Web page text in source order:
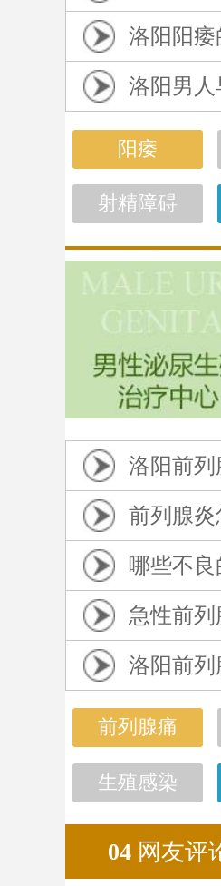
洛阳阳痿
洛阳男人
阳痿
射精障碍
洛阳前列
前列腺炎
哪些不
急性前
洛阳前列
前列腺痛
生殖感染
04 网友评